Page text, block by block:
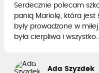
Serdecznie polecam
panią Mariolę, która
były prowadzone w
była cierpliwa i
Ada Szyzdek